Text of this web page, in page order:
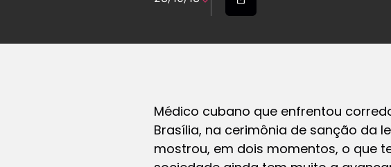
Médico cubano que enfrentou
Brasília, na cerimônia de sanção da
mostrou, em dois momentos, o que